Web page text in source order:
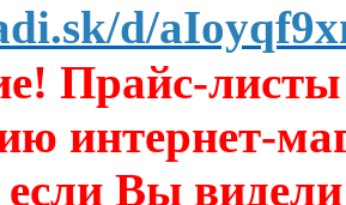
d/
Прайс-листы
интернет-
если Вы